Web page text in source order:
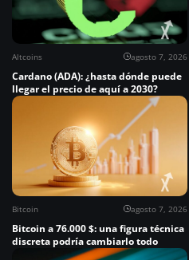
Altcoins agosto 7, 2026
Cardano (ADA): ¿hasta dónde puede
llegar el precio de aquí a 2030?
Bitcoin agosto 7, 2026
Bitcoin a 76.000 $: una figura técnica
discreta podría cambiarlo todo